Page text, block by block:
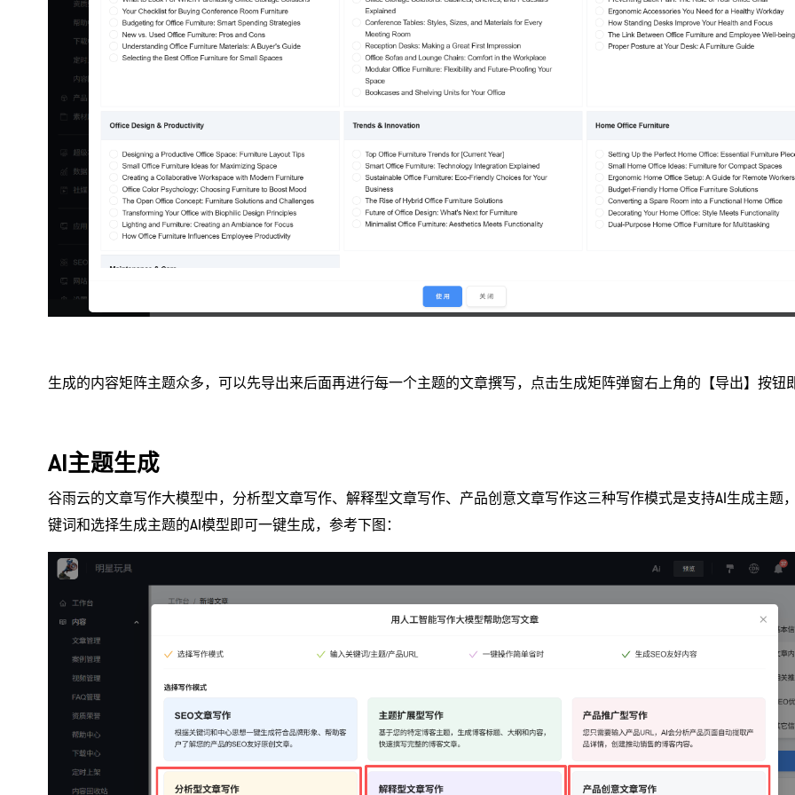
生成的内容矩阵主题众多，可以先导出来后面再进行每一个主题的文章撰写，点击生成矩阵弹窗右上角的【导出】按钮
AI主题生成
谷雨云的文章写作大模型中，分析型文章写作、解释型文章写作、产品创意文章写作这三种写作模式是支持AI生成主题
键词和选择生成主题的AI模型即可一键生成，参考下图：